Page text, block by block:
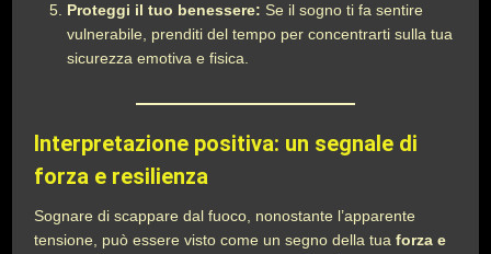
Proteggi il tuo benessere: Se il sogno ti fa sentire
vulnerabile, prenditi del tempo per concentrarti sulla tua
sicurezza emotiva e fisica.
Interpretazione positiva: un segnale di
forza e resilienza
Sognare di scappare dal fuoco, nonostante l’apparente
tensione, può essere visto come un segno della tuaforza e